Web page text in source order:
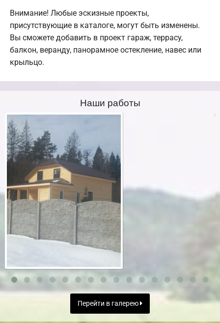
Внимание! Любые эскизные проекты,
присутствующие в каталоге, могут быть изменены.
Вы сможете добавить в проект гараж, террасу,
балкон, веранду, панорамное остекление, навес или
крыльцо.
Наши работы
Перейти в галерею